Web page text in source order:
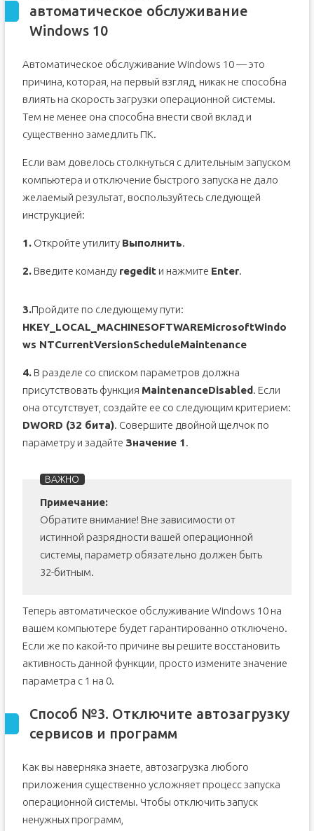
автоматическое обслуживание
Windows 10
Автоматическое обслуживание Windows 10 — это
причина, которая, на первый взгляд, никак не способна
влиять на скорость загрузки операционной системы.
Тем не менее она способна внести свой вклад и
существенно замедлить ПК.
Если вам довелось столкнуться с длительным запуском
компьютера и отключение быстрого запуска не дало
желаемый результат, воспользуйтесь следующей
инструкцией:
1.Откройте утилиту Выполнить.
2.Введите команду regedit и нажмите Enter.
3.Пройдите по следующему пути:
HKEY_LOCAL_MACHINESOFTWAREMicrosoftWindo
ws NTCurrentVersionScheduleMaintenance
4.В разделе со списком параметров должна
присутствовать функция MaintenanceDisabled. Если
она отсутствует, создайте ее со следующим критерием:
DWORD (32 бита). Совершите двойной щелчок по
параметру и задайте Значение 1.
Примечание:
Обратите внимание! Вне зависимости от
истинной разрядности вашей операционной
системы, параметр обязательно должен быть
32-битным.
Теперь автоматическое обслуживание Windows 10 на
вашем компьютере будет гарантированно отключено.
Если же по какой-то причине вы решите восстановить
активность данной функции, просто измените значение
параметра с 1 на 0.
Способ №3. Отключите автозагрузку
сервисов и программ
Как вы наверняка знаете, автозагрузка любого
приложения существенно усложняет процесс запуска
операционной системы. Чтобы отключить запуск
ненужных программ,